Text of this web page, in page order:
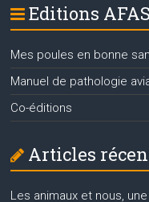
Editions AFAS
Mes poules en bonne
Manuel de pathologie
Co-éditions
Articles
Les animaux et nous,